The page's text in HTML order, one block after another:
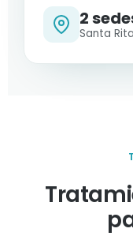
2
Santa